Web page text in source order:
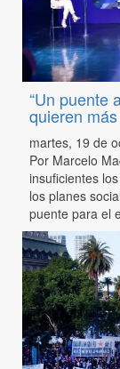
“Un puente
quieren más
martes, 19 de
Por Marcelo
insuficientes
los planes
puente para el